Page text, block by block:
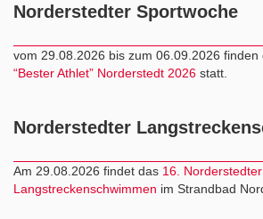
Norderstedter Sportwoche
vom 29.08.2026 bis zum 06.09.2026 finden
“Bester Athlet” Norderstedt 2026 statt.
Norderstedter
Am 29.08.2026 findet das 16. Norderstedter
Langstreckenschwimmen im Strandbad